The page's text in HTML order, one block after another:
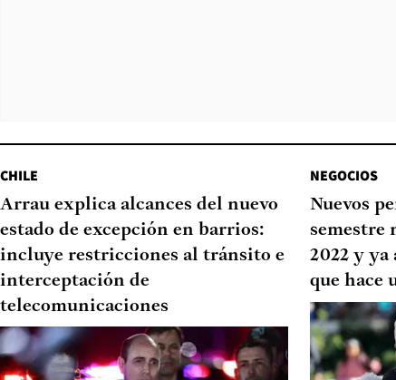
CHILE
Arrau explica alcances del nuevo
estado de excepción en barrios:
incluye restricciones al tránsito e
interceptación de
telecomunicaciones
NEGOCIOS
Nuevos
semestre
2022 y ya
que hace